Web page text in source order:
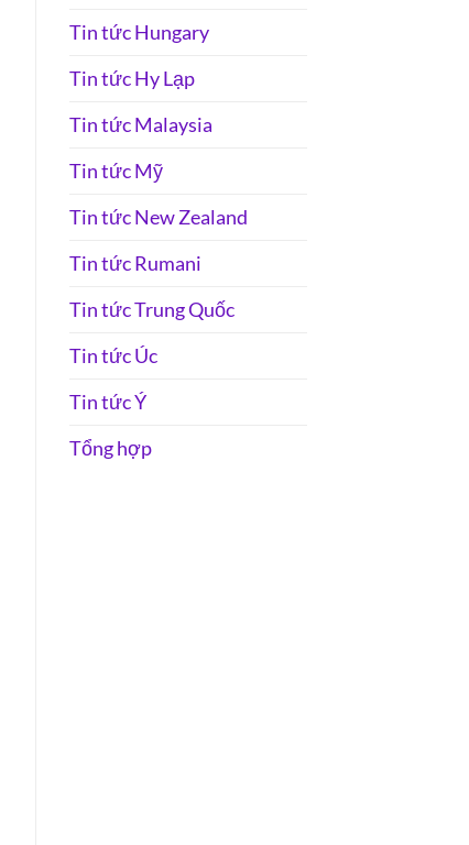
Tin tức Hungary
Tin tức Hy Lạp
Tin tức Malaysia
Tin tức Mỹ
Tin tức New Zealand
Tin tức Rumani
Tin tức Trung Quốc
Tin tức Úc
Tin tức Ý
Tổng hợp